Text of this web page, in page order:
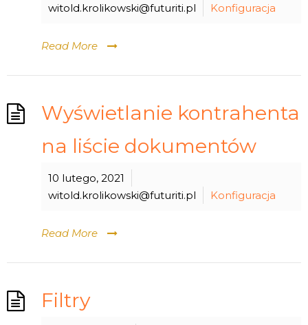
witold.krolikowski@futuriti.pl
Konfiguracja
Read More
Wyświetlanie kontrahenta
na liście dokumentów
10 lutego, 2021
witold.krolikowski@futuriti.pl
Konfiguracja
Read More
Filtry